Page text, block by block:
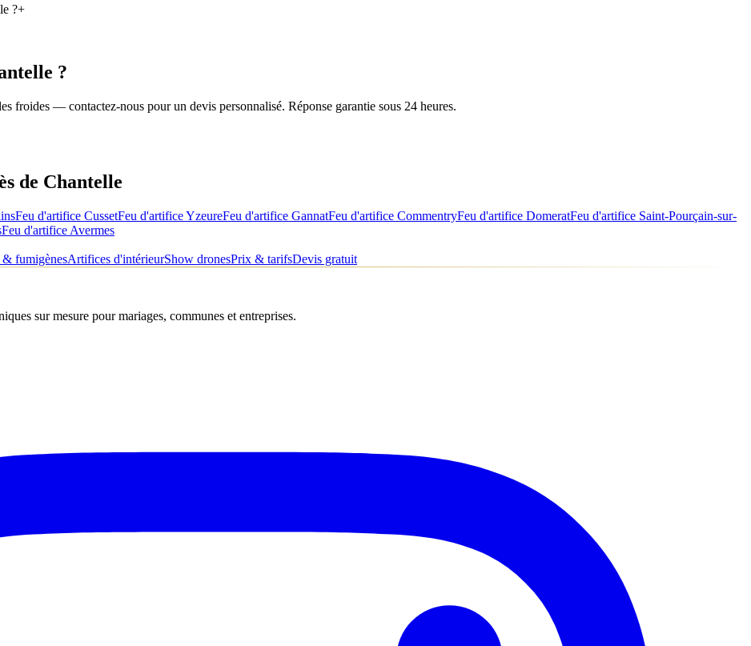
?+
?
froides — contactez-nous pour un devis personnalisé. Réponse garantie sous 24 heures.
de Chantelle
Feu d'artifice CussetFeu d'artificeYzeureFeu d'artifice GannatFeu d'artifice CommentryFeu d'artifice DomeratFeu d'artifice Saint-Pourçain-sur-
Feu d'artifice Avermes
fumigènesArtifices d'intérieurShow dronesPrix & tarifsDevis gratuit
sur mesure pour mariages, communes et entreprises.